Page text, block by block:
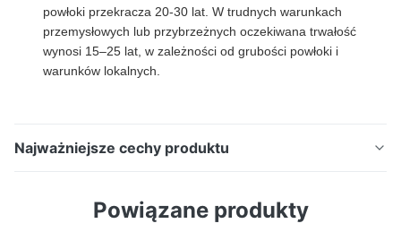
powłoki przekracza 20-30 lat. W trudnych warunkach
przemysłowych lub przybrzeżnych oczekiwana trwałość
wynosi 15–25 lat, w zależności od grubości powłoki i
warunków lokalnych.
Najważniejsze cechy produktu
200x200mm do budowy i ogrodzeń Opis produktu
Powiązane produkty